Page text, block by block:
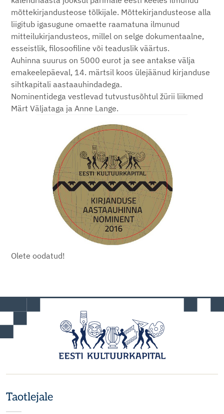
mõttekirjandusteose tõlkijale. Mõttekirjandusteose alla
liigitub igasugune omaette raamatuna ilmunud
mitteilukirjandusteos, millel on selge dokumentaalne,
esseistlik, filosoofiline või teaduslik väärtus.
Auhinna suurus on 5000 eurot ja see antakse välja
emakeelepäeval, 14. märtsil koos ülejäänud kirjanduse
sihtkapitali aastaauhindadega.
Nominentidega vestlevad tutvustusõhtul žürii liikmed
Märt Väljataga ja Anne Lange.
Olete oodatud!
Taotlejale